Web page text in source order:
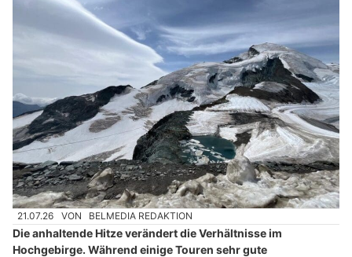
21.07.26 VON BELMEDIA REDAKTION
Die anhaltende Hitze verändert die Verhältnisse im
Hochgebirge. Während einige Touren sehr gute